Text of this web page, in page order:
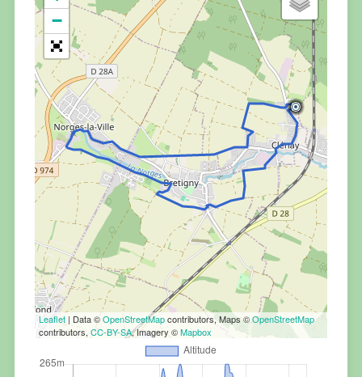
−
Leaflet| Data ©OpenStreetMapcontributors, Maps ©OpenStreetMap
contributors, CC-BY-SA, Imagery ©Mapbox